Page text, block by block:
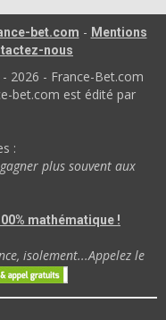
bet.com - Mentions
nous
2026 - France-Bet.com
bet.com est édité par
:
plus souvent aux
mathématique !
isolement...Appelez le